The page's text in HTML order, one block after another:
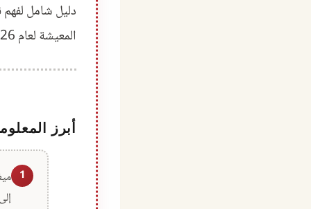
دليل شامل
المعيشة لعام 2026.
أبرز
1